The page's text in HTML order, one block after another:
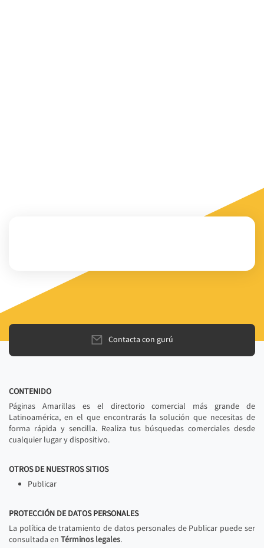
Contacta con gurú
CONTENIDO
Páginas Amarillas es el directorio comercial más grande de
Latinoamérica, en el que encontrarás la solución que necesitas de
forma rápida y sencilla. Realiza tus búsquedas comerciales desde
cualquier lugar y dispositivo.
OTROS DE NUESTROS SITIOS
Publicar
PROTECCIÓN DE DATOS PERSONALES
La política de tratamiento de datos personales de Publicar puede ser
consultada en Términos legales.